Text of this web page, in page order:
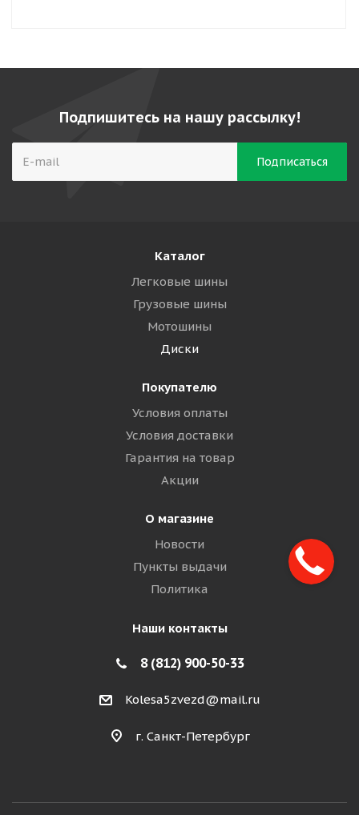
Подпишитесь на нашу рассылку!
Каталог
Легковые шины
Грузовые шины
Мотошины
Диски
Покупателю
Условия оплаты
Условия доставки
Гарантия на товар
Акции
О магазине
Новости
Пункты выдачи
Политика
Наши контакты
8 (812) 900-50-33
Kolesa5zvezd@mail.ru
г. Санкт-Петербург